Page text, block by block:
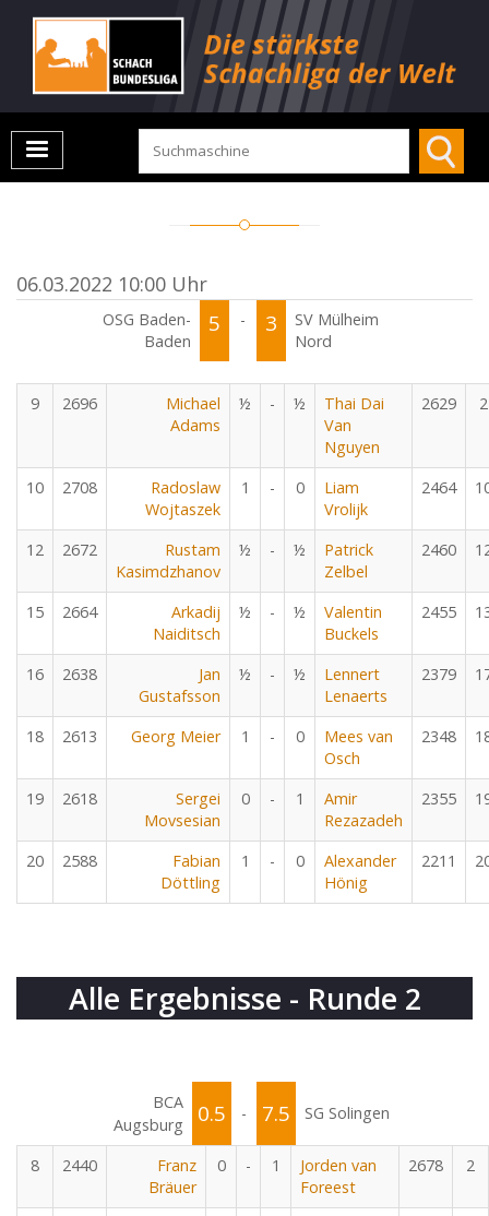
06.03.2022 10:00 Uhr
OSG Baden-
Baden
5 - 3
SV Mülheim
Nord
9 2696
Michael
Adams
½ - ½
Thai Dai
Van
Nguyen
2629 2
10 2708
Radoslaw
Wojtaszek
1 - 0
Liam
Vrolijk
2464
12 2672
Rustam
Kasimdzhanov
½ - ½
Patrick
Zelbel
2460
15 2664
Arkadij
Naiditsch
½ - ½
Valentin
Buckels
2455
16 2638
Jan
Gustafsson
½ - ½
Lennert
Lenaerts
2379
18 2613 Georg Meier 1 - 0
Mees van
Osch
2348
19 2618
Sergei
Movsesian
0 - 1
Amir
Rezazadeh
2355
20 2588
Fabian
Döttling
1 - 0
Alexander
Hönig
2211
Alle Ergebnisse - Runde 2
BCA
Augsburg
0.5 - 7.5 SG Solingen
8 2440
Franz
Bräuer
0 - 1
Jorden van
Foreest
2678 2